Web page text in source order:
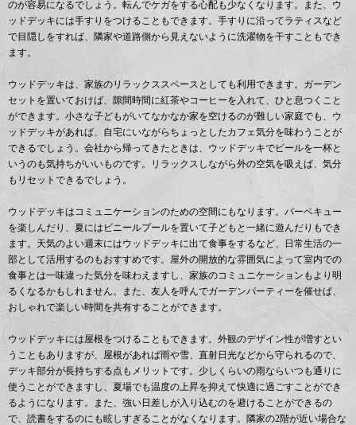
のが容易になるでしょう。転んでケガをする心配も少なくなります。また、ウ
ッドデッキには手すりをつけることもできます。手すりに沿ってラティスなど
で目隠しをすれば、隣家や道路側から見えないように洗濯物を干すこともでき
ます。
ウッドデッキは、家族のリラックススペースとしても利用できます。ガーデン
セットを置いておけば、隙間時間に紅茶やコーヒーを入れて、ひと息つくこと
ができます。小さな子どもがいてなかなか家を空けるのが難しい家庭でも、ウ
ッドデッキがあれば、自宅にいながらちょっとしたカフェ気分を味わうことが
できるでしょう。会社から帰ってきたときは、ウッドデッキでビールを一杯と
いうのも気持ちがいいものです。リラックスしながら外の空気を吸えば、気分
もリセットできるでしょう。
ウッドデッキはコミュニケーションのための空間にもなります。バーベキュー
を楽しんだり、夏にはビニールプールを置いて子どもと一緒に遊んだりもでき
ます。天気のよい週末にはウッドデッキに出て食事をするなど、日常生活の一
部として活用するのもおすすめです。屋外の開放的な雰囲気によって室内での
食事とは一味違った気分を味わえますし、家族のコミュニケーションもより明
るくなるかもしれません。また、友人を呼んでガーデンパーティーを催せば、
おしゃれで楽しい時間を共有することができます。
ウッドデッキには屋根をつけることもできます。外観のデザイン性が増すとい
うこともありますが、屋根があれば雨や雪、直射日光などから守られるので、
デッキ部分が長持ちする点もメリットです。少しくらいの雨ならいつも通りに
使うことができますし、夏場でも温度の上昇を抑えて快適に過ごすことができ
るようになります。また、強い日差しが入り込むのを避けることができるの
で、読書をするのにも眩しすぎることがなくなります。隣家の2階が近い場合な